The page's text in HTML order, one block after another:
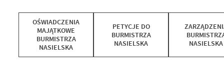
OŚWIADCZENIA
MAJĄTKOWE
BURMISTRZA
NASIELSKA
PETYCJE DO
BURMISTRZA
NASIELSKA
NASIELSKA